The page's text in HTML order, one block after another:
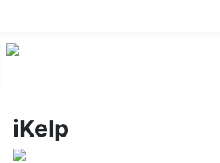
iKelp